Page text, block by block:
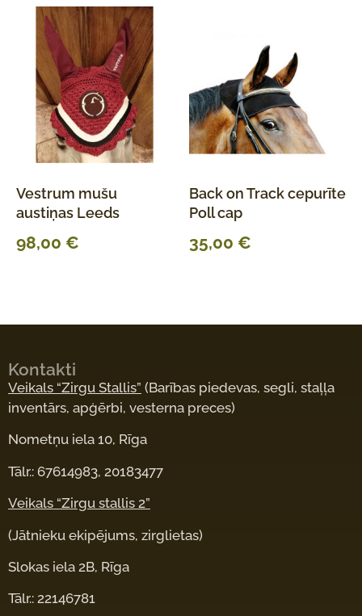
Vestrum mušu
austiņas Leeds
98,00 €
Back on Track cepurīte
Poll cap
35,00 €
Kontakti
Veikals “Zirgu Stallis” (Barības piedevas, segli, staļļa
inventārs, apģērbi, vesterna preces)
Nometņu iela 10, Rīga
Tālr.: 67614983, 20183477
Veikals “Zirgu stallis 2”
(Jātnieku ekipējums, zirglietas)
Slokas iela 2B, Rīga
Tālr.: 22146781